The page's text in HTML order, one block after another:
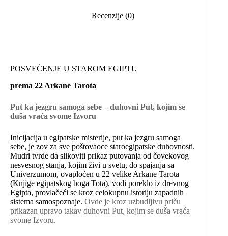
Recenzije (0)
POSVEĆENJE U STAROM EGIPTU
prema 22 Arkane Tarota
Put ka jezgru samoga sebe – duhovni Put, kojim se
duša vraća svome Izvoru
Inicijacija u egipatske misterije, put ka jezgru samoga
sebe, je zov za sve poštovaoce staroegipatske duhovnosti.
Mudri tvrde da slikoviti prikaz putovanja od čovekovog
nesvesnog stanja, kojim živi u svetu, do spajanja sa
Univerzumom, ovaploćen u 22 velike Arkane Tarota
(Knjige egipatskog boga Tota), vodi poreklo iz drevnog
Egipta, provlačeći se kroz celokupnu istoriju zapadnih
sistema samospoznaje. Ovde je kroz uzbudljivu priču
prikazan upravo takav duhovni Put, kojim se duša vraća
svome Izvoru.